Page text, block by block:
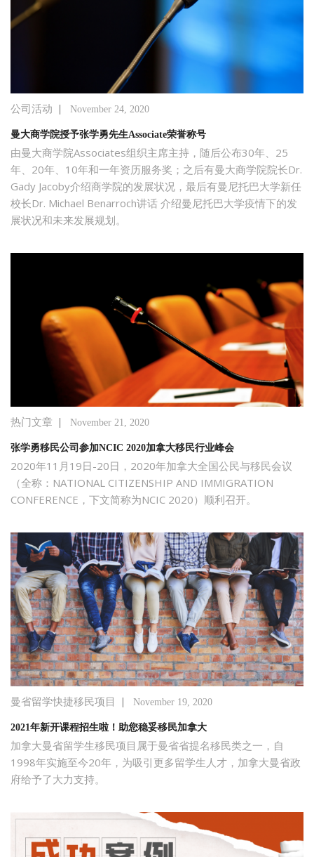
公司活动 | November 24, 2020
曼大商学院授予张学勇先生Associate荣誉称号
由曼大商学院Associates组织主席主持，随后公布30年、25
年、20年、10年和一年资历服务奖；之后有曼大商学院院长Dr.
Gady Jacoby介绍商学院的发展状况，最后有曼尼托巴大学新任
校长Dr. Michael Benarroch讲话 介绍曼尼托巴大学疫情下的发
展状况和未来发展规划。
热门文章 | November 21, 2020
张学勇移民公司参加NCIC 2020加拿大移民行业峰会
2020年11月19日-20日，2020年加拿大全国公民与移民会议
（全称：NATIONAL CITIZENSHIP AND IMMIGRATION
CONFERENCE，下文简称为NCIC 2020）顺利召开。
曼省留学快捷移民项目 | November 19, 2020
2021年新开课程招生啦！助您稳妥移民加拿大
加拿大曼省留学生移民项目属于曼省省提名移民类之一，自
1998年实施至今20年，为吸引更多留学生人才，加拿大曼省政
府给予了大力支持。